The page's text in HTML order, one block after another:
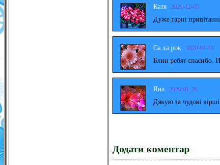
Катя 2021-12-05
Дуже гарні
Са ха рок 2020-04-12
Блин ребят спасибо.
Яна 2020-01-28
Дякую за чудові
Додати коментар